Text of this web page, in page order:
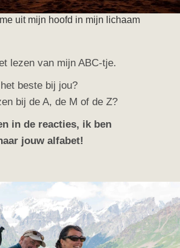
uit mijn hoofd in mijn lichaam
lezen van mijn ABC-tje.
beste bij jou?
bij de A, de M of de Z?
in de reacties, ik ben
jouw alfabet!